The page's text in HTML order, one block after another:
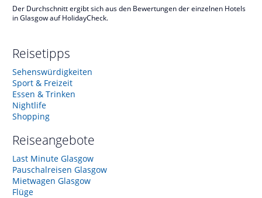
Der Durchschnitt ergibt sich aus den Bewertungen der einzelnen Hotels
in Glasgow auf HolidayCheck.
Reisetipps
Sehenswürdigkeiten
Sport & Freizeit
Essen & Trinken
Nightlife
Shopping
Reiseangebote
Last Minute Glasgow
Pauschalreisen Glasgow
Mietwagen Glasgow
Flüge